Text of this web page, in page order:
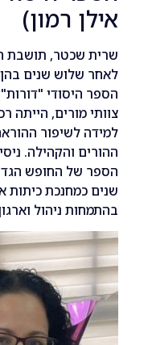
רמון)
תושבת העיר, מגיעה
שנים בהן שימשה
"דורות" בעיר.
הייתה רכזת פדגוגית
לשיפור ההוראה, תוך
והקהילה. ניסיונה כולל גם
החופש הגדול" בבית
כיתות א'-ו'. לשרית
ניהול וארגון מערכות